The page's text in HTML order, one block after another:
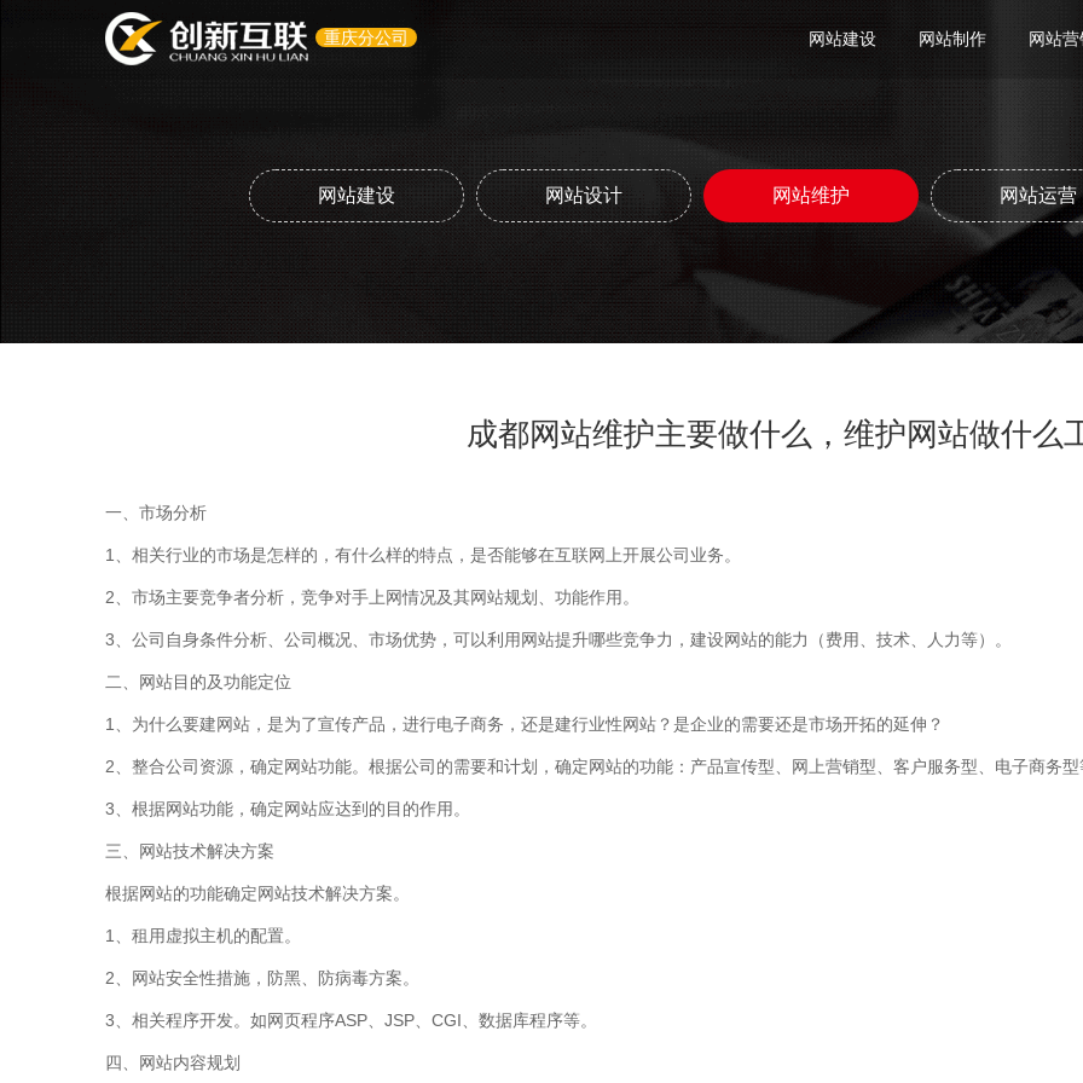
重庆分公司 网站建设 网站制作 网站营
网站建设 网站设计 网站维护 网站运营
成都网站维护主要做什么，维护网站做什么
一、市场分析
1、相关行业的市场是怎样的，有什么样的特点，是否能够在互联网上开展公司业务。
2、市场主要竞争者分析，竞争对手上网情况及其网站规划、功能作用。
3、公司自身条件分析、公司概况、市场优势，可以利用网站提升哪些竞争力，建设网站的能力（费用、技术、人力等）。
二、网站目的及功能定位
1、为什么要建网站，是为了宣传产品，进行电子商务，还是建行业性网站？是企业的需要还是市场开拓的延伸？
2、整合公司资源，确定网站功能。根据公司的需要和计划，确定网站的功能：产品宣传型、网上营销型、客户服务型、电子商务型
3、根据网站功能，确定网站应达到的目的作用。
三、网站技术解决方案
根据网站的功能确定网站技术解决方案。
1、租用虚拟主机的配置。
2、网站安全性措施，防黑、防病毒方案。
3、相关程序开发。如网页程序ASP、JSP、CGI、数据库程序等。
四、网站内容规划